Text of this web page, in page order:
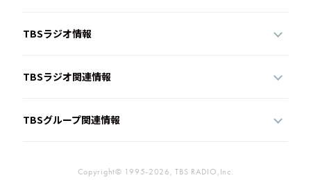
TBSラジオ情報
TBSラジオ関連情報
TBSグループ関連情報
Copyright© 1995-2026, TBS RADIO,Inc.